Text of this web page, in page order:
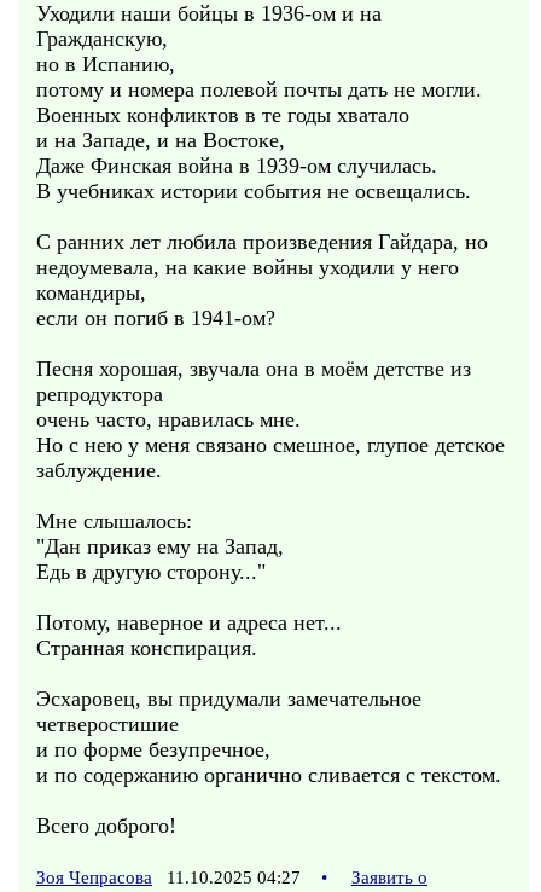
Уходили наши бойцы в 1936-ом и на
Гражданскую,
но в Испанию,
потому и номера полевой почты дать не могли.
Военных конфликтов в те годы хватало
и на Западе, и на Востоке,
Даже Финская война в 1939-ом случилась.
В учебниках истории события не освещались.
С ранних лет любила произведения Гайдара, но
недоумевала, на какие войны уходили у него
командиры,
если он погиб в 1941-ом?
Песня хорошая, звучала она в моём детстве из
репродуктора
очень часто, нравилась мне.
Но с нею у меня связано смешное, глупое детское
заблуждение.
Мне слышалось:
"Дан приказ ему на Запад,
Едь в другую сторону..."
Потому, наверное и адреса нет...
Странная конспирация.
Эсхаровец, вы придумали замечательное
четверостишие
и по форме безупречное,
и по содержанию органично сливается с текстом.
Всего доброго!
Зоя Чепрасова 11.10.2025 04:27 • Заявить о